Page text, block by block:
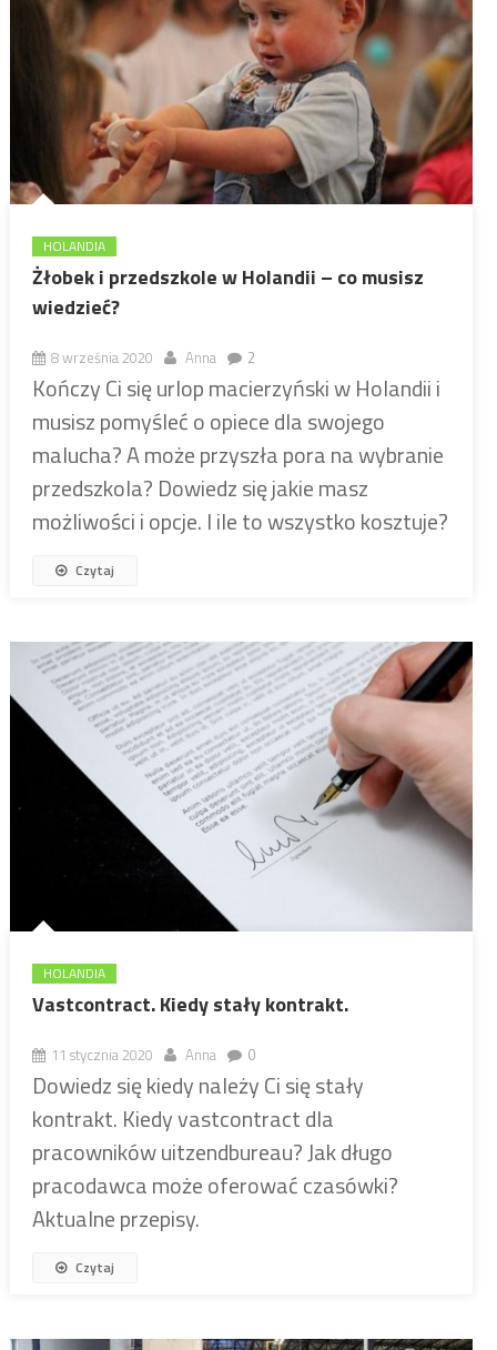
HOLANDIA
Żłobek i przedszkole w Holandii – co musisz
wiedzieć?
8 września 2020 Anna 2
Kończy Ci się urlop macierzyński w Holandii i
musisz pomyśleć o opiece dla swojego
malucha? A może przyszła pora na wybranie
przedszkola? Dowiedz się jakie masz
możliwości i opcje. I ile to wszystko kosztuje?
Czytaj
HOLANDIA
Vastcontract. Kiedy stały kontrakt.
11 stycznia 2020 Anna 0
Dowiedz się kiedy należy Ci się stały
kontrakt. Kiedy vastcontract dla
pracowników uitzendbureau? Jak długo
pracodawca może oferować czasówki?
Aktualne przepisy.
Czytaj